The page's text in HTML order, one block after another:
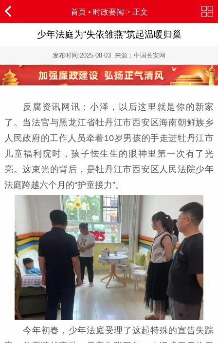
首页• 时政要闻 > 正文
少年法庭为“失依雏燕”筑起温暖归巢
发布时间:2025-08-03 来源：中国长安网
反腐资讯网讯：小泽，以后这里就是你的新家
了。当法官与黑龙江省牡丹江市西安区海南朝鲜族乡
人民政府的工作人员牵着10岁男孩的手走进牡丹江市
儿童福利院时，孩子怯生生的眼神里第一次有了光
亮。这束光的背后，是牡丹江市西安区人民法院少年
法庭跨越六个月的“护童接力”。
今年初春，少年法庭受理了这起特殊的宣告失踪